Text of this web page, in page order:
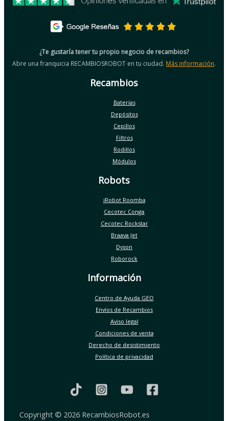
¿Te gustaría tener tu propio negocio de recambios?
Abre una franquicia RECAMBIOSROBOT en tu ciudad. Más información.
Recambios
Baterías
Depósitos
Cepillos
Filtros
Rodillos
Módulos
Robots
iRobot Roomba
Cecotec Conga
Cecotec Rockstar
Braava Jet
Dyson
Roborock
Información
Centro de Ayuda GEO
Envíos de Recambios
Aviso legal
Condiciones de venta
Derecho de desistimiento
Política de privacidad
Copyright © 2026 RecambiosRobot.es